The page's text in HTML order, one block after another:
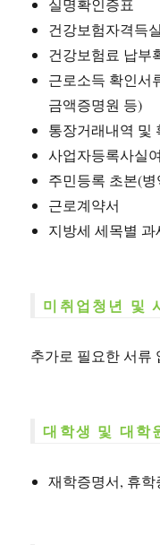
실명확인증표
건강보험자격득
건강보험료 납부
근로소득 확인서
금액증명원 등)
통장거래내역 및
사업자등록사실
주민등록 초본(
근로계약서
지방세 세목별 과
미취업청년 및
추가로 필요한 서류
대학생 및 대학
재학증명서, 휴